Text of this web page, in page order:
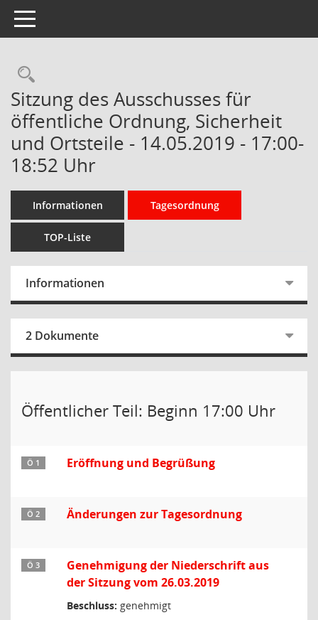
Toggle navigation
Rechercheauswahl
Sitzung des Ausschusses für
öffentliche Ordnung, Sicherheit
und Ortsteile - 14.05.2019 - 17:00-
18:52 Uhr
Informationen Tagesordnung
TOP-Liste
Informationen
2 Dokumente
Öffentlicher Teil: Beginn 17:00 Uhr
Ö 1 Eröffnung und Begrüßung
Ö 2 Änderungen zur Tagesordnung
Ö 3
Genehmigung der Niederschrift aus
der Sitzung vom 26.03.2019
Beschluss: genehmigt